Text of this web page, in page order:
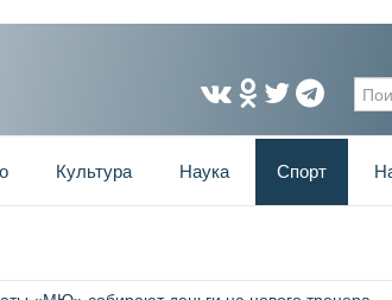
Культура Наука Спорт